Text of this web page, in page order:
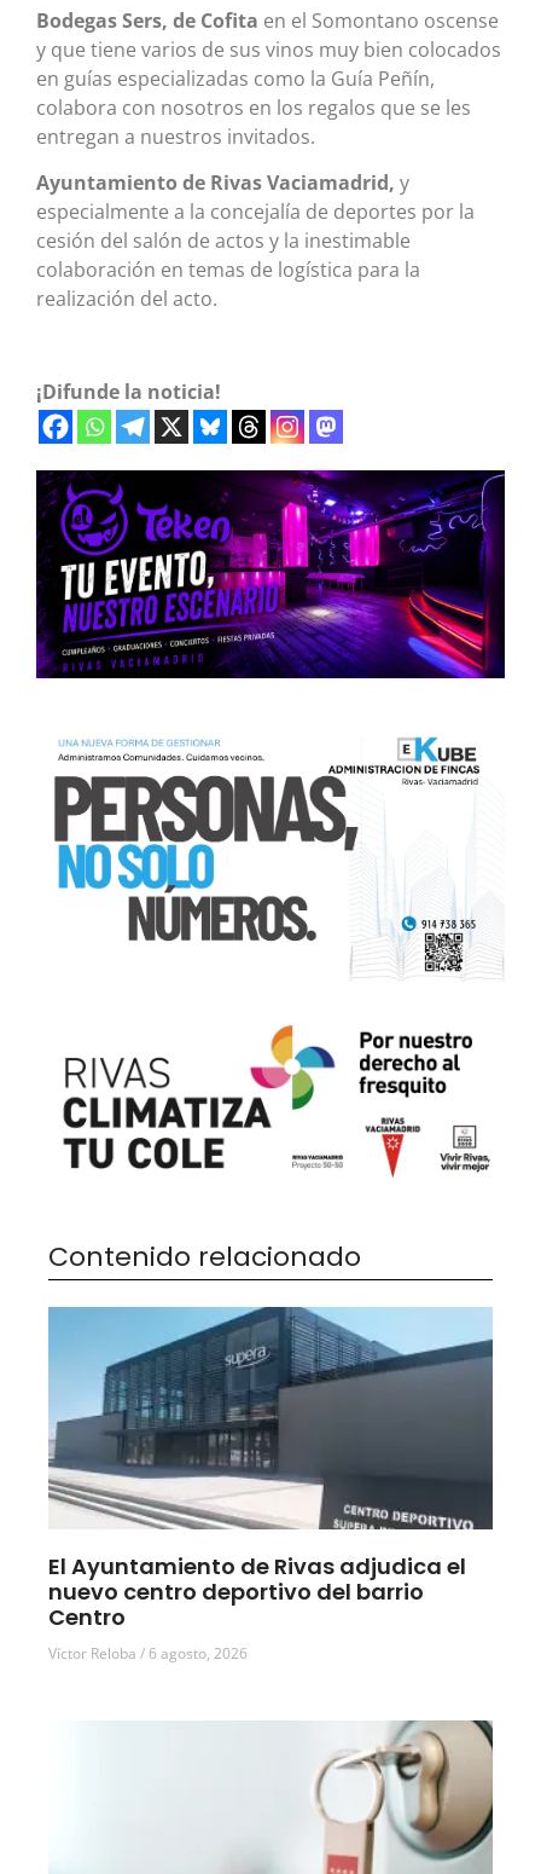
Bodegas Sers, de Cofita en el Somontano oscense
y que tiene varios de sus vinos muy bien colocados
en guías especializadas como la Guía Peñín,
colabora con nosotros en los regalos que se les
entregan a nuestros invitados.
Ayuntamiento de Rivas Vaciamadrid, y
especialmente a la concejalía de deportes por la
cesión del salón de actos y la inestimable
colaboración en temas de logística para la
realización del acto.
¡Difunde la noticia!
Contenido relacionado
El Ayuntamiento de Rivas adjudica el
nuevo centro deportivo del barrio
Centro
Víctor Reloba 6 agosto, 2026